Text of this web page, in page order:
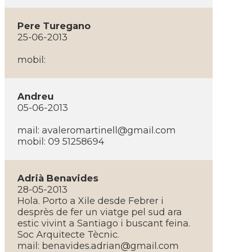
Pere Turegano
25-06-2013
mobil:
Andreu
05-06-2013
mail: avaleromartinell@gmail.com
mobil: 09 51258694
Adrià Benavides
28-05-2013
Hola. Porto a Xile desde Febrer i
desprès de fer un viatge pel sud ara
estic vivint a Santiago i buscant feina.
Soc Arquitecte Tècnic.
mail: benavides.adrian@gmail.com